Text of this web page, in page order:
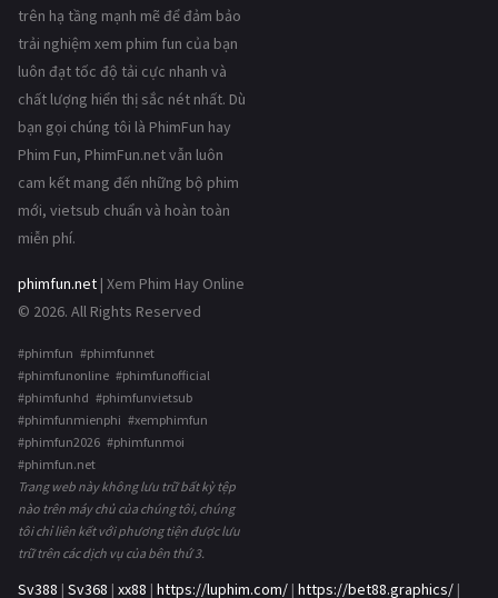
trên hạ tầng mạnh mẽ để đảm bảo
trải nghiệm xem phim fun của bạn
luôn đạt tốc độ tải cực nhanh và
chất lượng hiển thị sắc nét nhất. Dù
bạn gọi chúng tôi là PhimFun hay
Phim Fun, PhimFun.net vẫn luôn
cam kết mang đến những bộ phim
mới, vietsub chuẩn và hoàn toàn
miễn phí.
phimfun.net | Xem Phim Hay Online
© 2026. All Rights Reserved
#phimfun #phimfunnet
#phimfunonline #phimfunofficial
#phimfunhd #phimfunvietsub
#phimfunmienphi #xemphimfun
#phimfun2026 #phimfunmoi
#phimfun.net
Trang web này không lưu trữ bất kỳ tệp
nào trên máy chủ của chúng tôi, chúng
tôi chỉ liên kết với phương tiện được lưu
trữ trên các dịch vụ của bên thứ 3.
Sv388 | Sv368 | xx88 | https://luphim.com/ | https://bet88.graphics/ |